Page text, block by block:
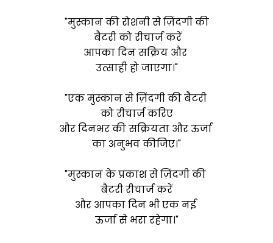
"मुस्कान की रोशनी से ज़िंदगी की
बैटरी को रीचार्ज करें
आपका दिन सक्रिय और
उत्साही हो जाएगा।"
"एक मुस्कान से ज़िंदगी की बैटरी
को रीचार्ज करिए
और दिनभर की सक्रियता और ऊर्जा
का अनुभव कीजिए।"
"मुस्कान के प्रकाश से ज़िंदगी की
बैटरी रीचार्ज करें
और आपका दिन भी एक नई
ऊर्जा से भरा रहेगा।"